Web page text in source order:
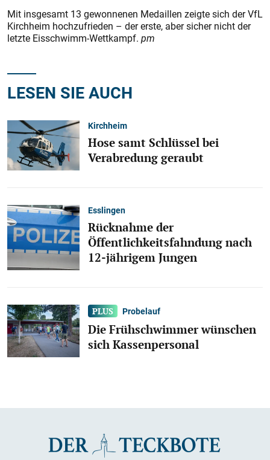
Mit insgesamt 13 gewonnenen Medaillen zeigte sich der VfL
Kirchheim hochzufrieden – der erste, aber sicher nicht der
letzte Eisschwimm-Wettkampf. pm
LESEN SIE AUCH
Kirchheim
Hose samt Schlüssel bei
Verabredung geraubt
Esslingen
Rücknahme der
Öffentlichkeitsfahndung nach
12-jährigem Jungen
Probelauf
Die Frühschwimmer wünschen
sich Kassenpersonal